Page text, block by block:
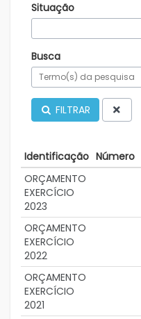
Situação
Busca
FILTRAR
Identificação Número
ORÇAMENTO
EXERCÍCIO
2023
ORÇAMENTO
EXERCÍCIO
2022
ORÇAMENTO
EXERCÍCIO
2021